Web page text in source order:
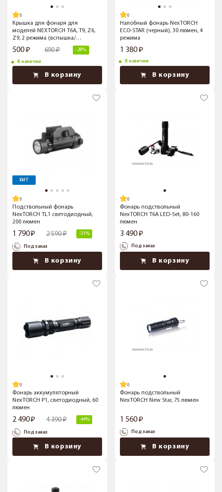
Крышка для фонаря для
моделей NEXTORCH T6A, T9, Z6,
Z9, 2 режима (вспышка/
постоянно включенный)
500 690 -28%
В наличии
В корзину
Налобный фонарь NexTORCH
ECO-STAR (черный), 30 люмен, 4
режима
1 380
В наличии
В корзину
ХИТ
Подствольный фонарь
NexTORCH TL1 светодиодный,
200 люмен
1 790 2 590 -31%
Под заказ
В корзину
Фонарь подствольный
NexTORCH T6A LED-Set, 80-160
люмен
3 490
Под заказ
В корзину
Фонарь аккумуляторный
NexTORCH P1, светодиодный, 60
люмен
2 490 4 390 -44%
Под заказ
В корзину
Фонарь подствольный
NexTORCH New Star, 75 люмен
1 560
Под заказ
В корзину